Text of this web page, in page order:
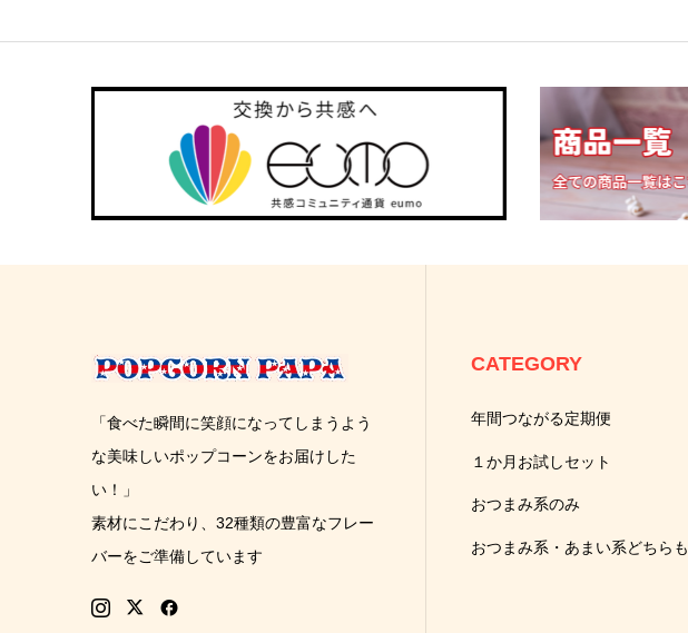
「食べた瞬間に笑顔になってしまうよう
な美味しいポップコーンをお届けした
い！」
素材にこだわり、32種類の豊富なフレー
バーをご準備しています
CATEGORY
年間つながる定期便
１か月お試しセット
おつまみ系のみ
おつまみ系・あまい系どちらも